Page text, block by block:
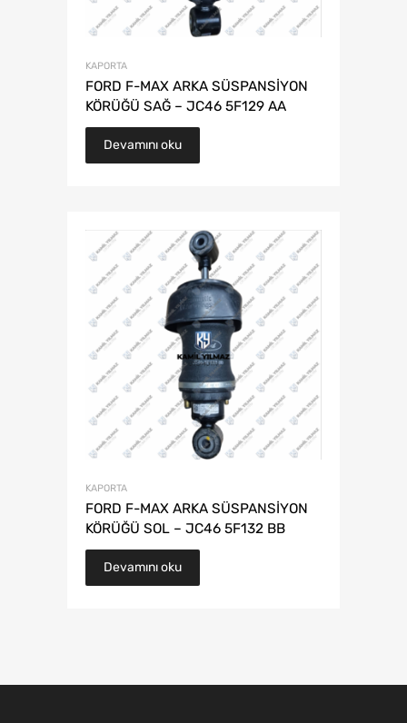
KAPORTA
FORD F-MAX ARKA SÜSPANSİYON
KÖRÜĞÜ SAĞ – JC46 5F129 AA
Devamını oku
KAPORTA
FORD F-MAX ARKA SÜSPANSİYON
KÖRÜĞÜ SOL – JC46 5F132 BB
Devamını oku